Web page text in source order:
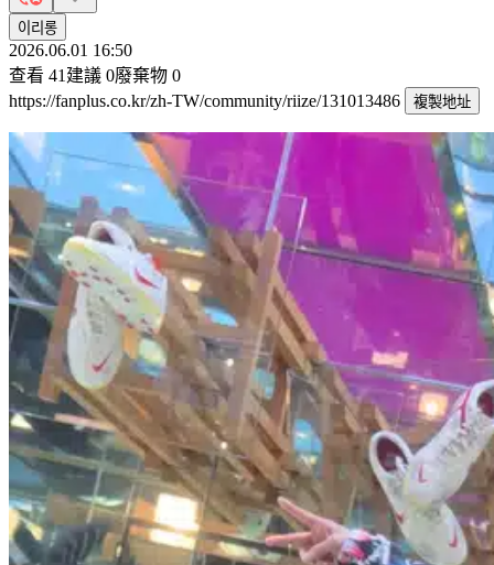
이리롱
2026.06.01 16:50
查看 41 建議 0廢棄物 0
https://fanplus.co.kr/zh-TW/community/riize/131013486
複製地址